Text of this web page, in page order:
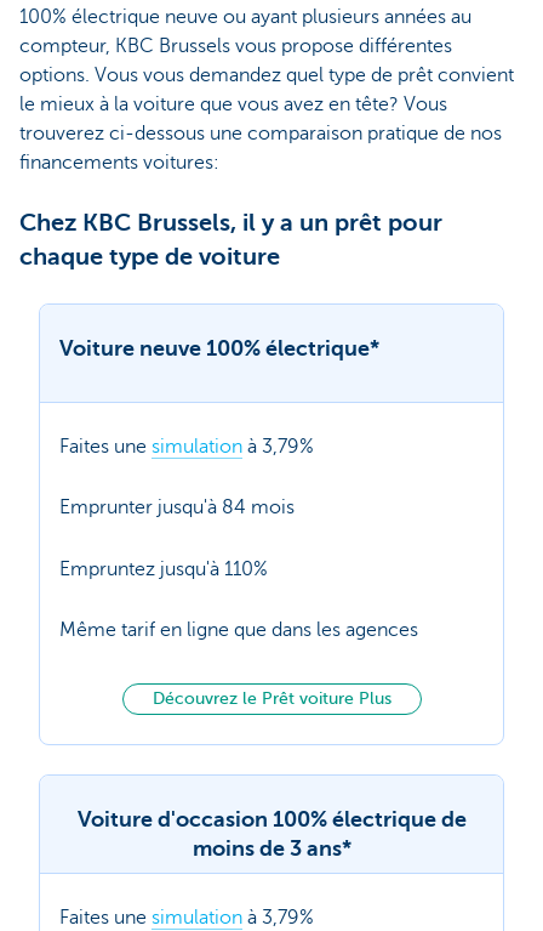
100% électrique neuve ou ayant plusieurs années au
compteur, KBC Brussels vous propose différentes
options. Vous vous demandez quel type de prêt convient
le mieux à la voiture que vous avez en tête? Vous
trouverez ci-dessous une comparaison pratique de nos
financements voitures:
Chez KBC Brussels, il y a un prêt pour
chaque type de voiture
Voiture neuve 100% électrique*
Faites une simulation à 3,79%
Emprunter jusqu'à 84 mois
Empruntez jusqu'à 110%
Même tarif en ligne que dans les agences
Découvrez le Prêt voiture Plus
Voiture d'occasion 100% électrique de
moins de 3 ans*
Faites une simulation à 3,79%